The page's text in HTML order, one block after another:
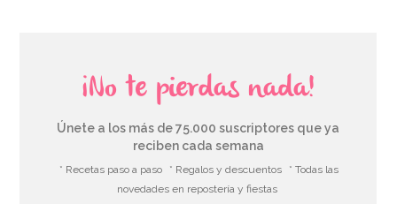
¡No te pierdas nada!
Únete a los más de 75.000 suscriptores que ya
reciben cada semana
* Recetas paso a paso * Regalos y descuentos
* Todas las
novedades en repostería y fiestas